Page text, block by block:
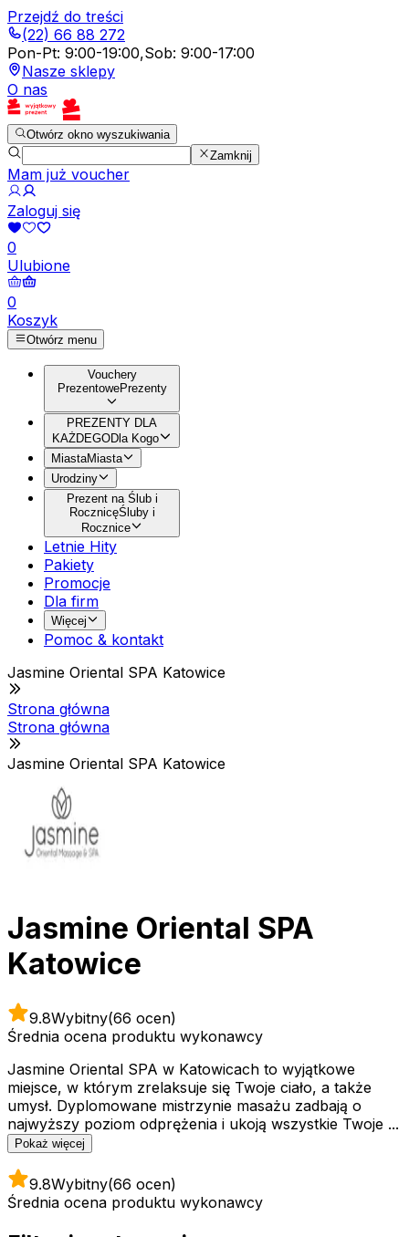
Przejdź do treści
(22) 66 88 272
Pon-Pt: 9:00-19:00,Sob: 9:00-17:00
Nasze sklepy
O nas
Otwórz okno wyszukiwania
Zamknij
Mam już voucher
Zaloguj się
0
Ulubione
0
Koszyk
Otwórz menu
Vouchery
PrezentowePrezenty
PREZENTY DLA
KAŻDEGODla Kogo
MiastaMiasta
Urodziny
Prezent na Ślub i
RocznicęŚluby i
Rocznice
Letnie Hity
Pakiety
Promocje
Dla firm
Więcej
Pomoc & kontakt
Jasmine Oriental SPA Katowice
Strona główna
Strona główna
Jasmine Oriental SPA Katowice
Jasmine Oriental SPA
Katowice
9.8Wybitny(66 ocen)
Średnia ocena produktu wykonawcy
Jasmine Oriental SPA w Katowicach to wyjątkowe
miejsce, w którym zrelaksuje się Twoje ciało, a także
umysł. Dyplomowane mistrzynie masażu zadbają o
najwyższy poziom odprężenia i ukoją wszystkie Twoje ...
Pokaż więcej
9.8Wybitny(66 ocen)
Średnia ocena produktu wykonawcy